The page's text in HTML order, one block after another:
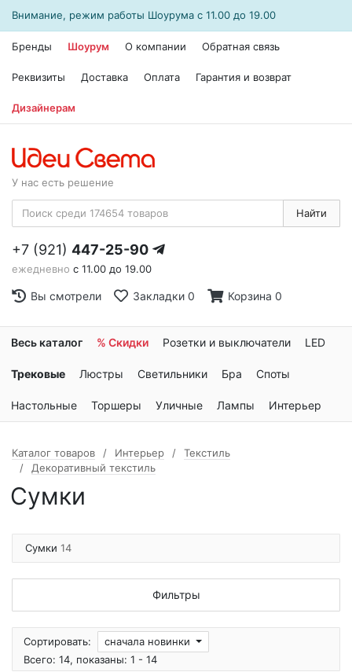
Внимание, режим работы Шоурума с 11.00 до 19.00
Бренды Шоурум О компании Обратная связь
Реквизиты Доставка Оплата Гарантия и возврат
Дизайнерам
У нас есть решение
Найти
+7 (921) 447-25-90
ежедневно с 11.00 до 19.00
Вы смотрели Закладки 0 Корзина 0
Весь каталог % Скидки Розетки и выключатели LED
Трековые Люстры Светильники Бра Споты
Настольные Торшеры Уличные Лампы Интерьер
Каталог товаров Интерьер
Текстиль
Декоративный текстиль
Сумки
Сумки 14
Фильтры
Сортировать:
сначала новинки
Всего: 14, показаны: 1 - 14